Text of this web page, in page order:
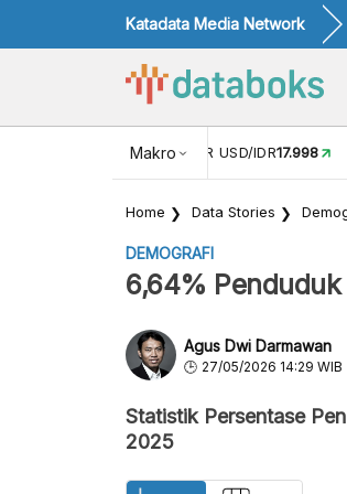
Katadata Media Network
Makro
NILAI TUKAR USD/IDR17.998
Home Data Stories
DEMOGRAFI
6,64%
Agus Dwi Darmawan
27/05/2026 14:29 WIB
Statistik Persentase
2025